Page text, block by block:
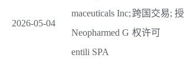
2026-05-04
maceuticals Inc;
Neopharmed G
entili SPA
跨国交易; 授
权许可